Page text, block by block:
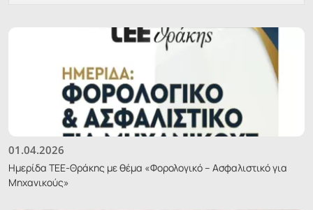
01.04.2026
Ημερίδα ΤΕΕ-Θράκης με θέμα «Φορολογικό – Ασφαλιστικό για
Μηχανικούς»